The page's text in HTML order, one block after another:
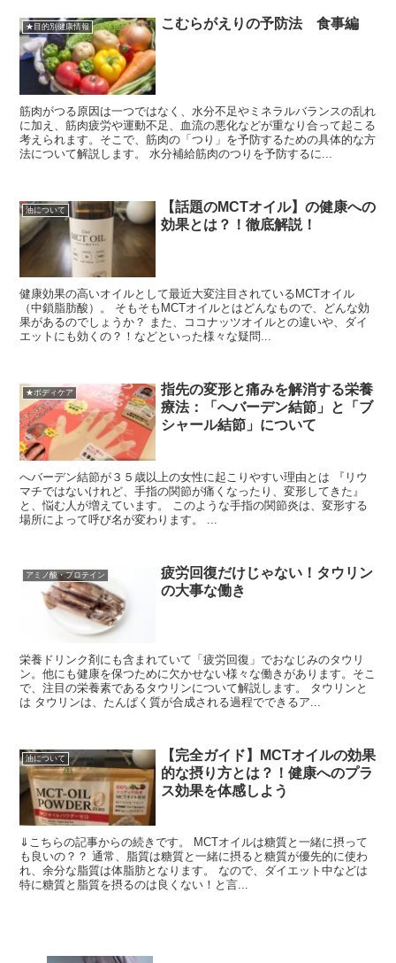
★目的別健康情報 こむらがえりの予防法 食事編
筋肉がつる原因は一つではなく、水分不足やミネラルバランスの乱れ
に加え、筋肉疲労や運動不足、血流の悪化などが重なり合って起こる
考えられます。そこで、筋肉の「つり」を予防するための具体的な方
法について解説します。 水分補給筋肉のつりを予防するに...
油について
【話題のMCTオイル】の健康への
効果とは？！徹底解説！
健康効果の高いオイルとして最近大変注目されているMCTオイル
（中鎖脂肪酸）。 そもそもMCTオイルとはどんなもので、どんな効
果があるのでしょうか？ また、ココナッツオイルとの違いや、ダイ
エットにも効くの？！などといった様々な疑問...
★ボディケア
指先の変形と痛みを解消する栄養
療法：「へバーデン結節」と「ブ
シャール結節」について
へバーデン結節が３５歳以上の女性に起こりやすい理由とは 『リウ
マチではないけれど、手指の関節が痛くなったり、変形してきた』
と、悩む人が増えています。 このような手指の関節炎は、変形する
場所によって呼び名が変わります。 ...
アミノ酸・プロテイン
疲労回復だけじゃない！タウリン
の大事な働き
栄養ドリンク剤にも含まれていて「疲労回復」でおなじみのタウリ
ン。他にも健康を保つために欠かせない様々な働きがあります。そこ
で、注目の栄養素であるタウリンについて解説します。 タウリンと
は タウリンは、たんぱく質が合成される過程でできるア...
油について
【完全ガイド】MCTオイルの効果
的な摂り方とは？！健康へのプラ
ス効果を体感しよう
⇓こちらの記事からの続きです。 MCTオイルは糖質と一緒に摂って
も良いの？？ 通常、脂質は糖質と一緒に摂ると糖質が優先的に使わ
れ、余分な脂質は体脂肪となります。 なので、ダイエット中などは
特に糖質と脂質を摂るのは良くない！と言...